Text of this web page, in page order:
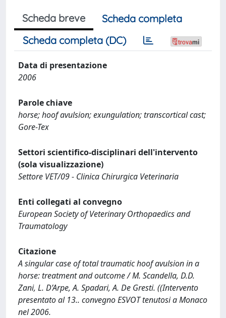
Scheda breve
Scheda completa
Scheda completa (DC)
Data di presentazione
2006
Parole chiave
horse; hoof avulsion; exungulation; transcortical cast;
Gore-Tex
Settori scientifico-disciplinari dell'intervento
(sola visualizzazione)
Settore VET/09 - Clinica Chirurgica Veterinaria
Enti collegati al convegno
European Society of Veterinary Orthopaedics and
Traumatology
Citazione
A singular case of total traumatic hoof avulsion in a
horse: treatment and outcome / M. Scandella, D.D.
Zani, L. D’Arpe, A. Spadari, A. De Gresti. ((Intervento
presentato al 13.. convegno ESVOT tenutosi a Monaco
nel 2006.